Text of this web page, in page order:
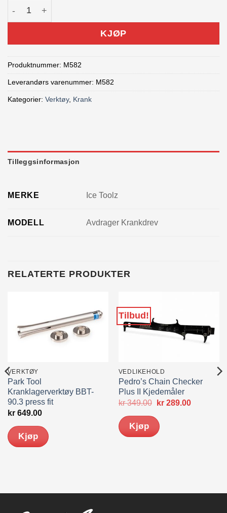
Ice Toolz M582 Steps Låseringavtager antall
KJØP
Produktnummer: M582
Leverandørs varenummer: M582
Kategorier: Verktøy, Krank
Tilleggsinformasjon
MERKE Ice Toolz
MODELL Avdrager Krankdrev
RELATERTE PRODUKTER
VERKTØY
Park Tool
Kranklagerverktøy BBT-
90.3 press fit
kr649.00
Kjøp
Tilbud!
VEDLIKEHOLD
Pedro’s Chain Checker
Plus II Kjedemåler
kr349.00
Opprinnelig
var:
kr 349.00.
kr289.00
Kjøp